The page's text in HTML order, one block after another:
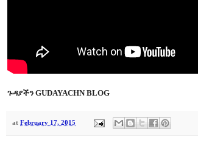
ጉዳያችን GUDAYACHN BLOG
at February 17, 2015